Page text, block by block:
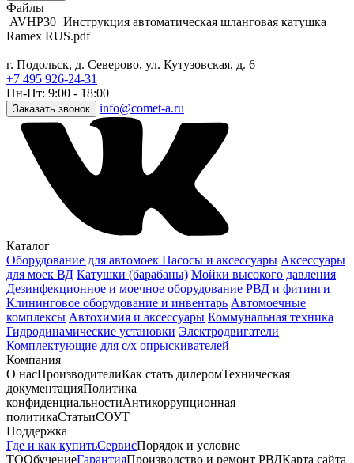
Файлы
AVHP30 Инструкция автоматическая шланговая катушка
Ramex RUS.pdf
г. Подольск, д. Северово, ул. Кутузовская, д. 6
+7 495 926-24-31
Пн-Пт: 9:00 - 18:00
Заказать звонок info@comet-a.ru
Каталог
Оборудование для автомоек Насосы и аксессуары Аксессуары
для моек ВД Катушки (барабаны) Мойки высокого давления
Дезинфекционное и моечное оборудование РВД и фитинги
Клининговое оборудование и инвентарь Автомоечные
комплексы Автохимия и аксессуары Коммунальная техника
Гидродинамические установки Электродвигатели
Комплектующие для с/х опрыскивателей
Компания
О насПроизводителиКак стать дилеромТехническая
документацияПолитика
конфиденциальностиАнтикоррупционная
политикаСтатьиСОУТ
Поддержка
Где и как купитьСервисПорядок и условие
ТООбучениеГарантияПроизводство и ремонт РВДКарта сайта